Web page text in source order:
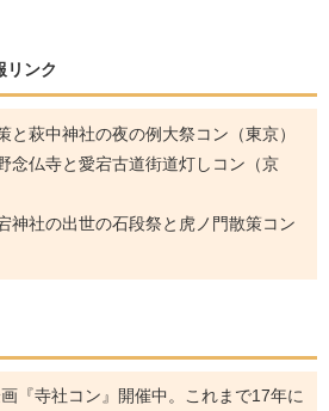
リンク
と萩中神社の夜の例大祭コン（東京）
念仏寺と愛宕古道街道灯しコン（京
神社の出世の石段祭と虎ノ門散策コン
『寺社コン』開催中。これまで17年に